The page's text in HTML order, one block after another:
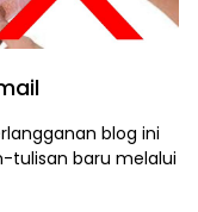
blog ini
tulisan baru melalui